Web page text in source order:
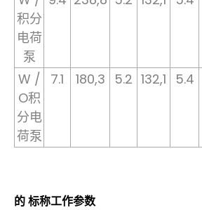
积分
电荷
泵
W /
O积
分电
荷泵
7.1 180,3 5.2 132,1 5.4
的 标称工作参数